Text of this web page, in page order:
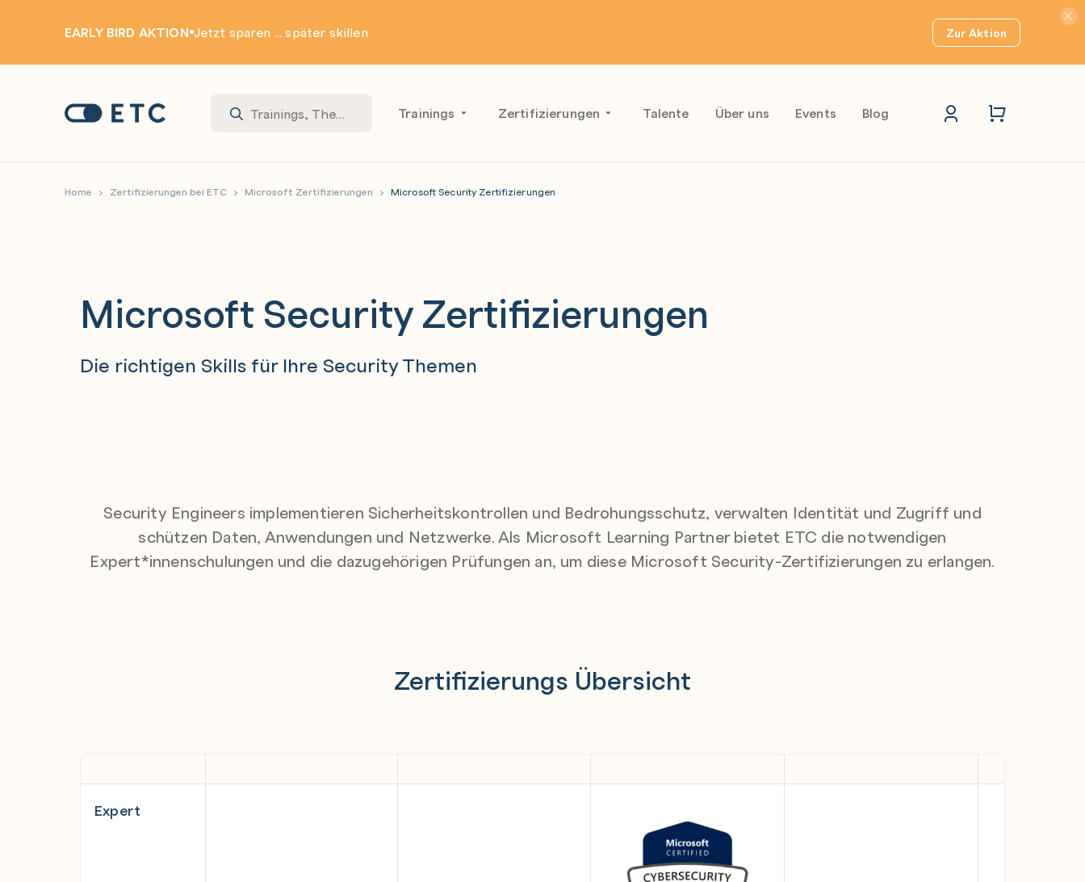
EARLY BIRD AKTION Jetzt sparen ... später skillen Zur Aktion
Startseite: ETC Trainings Zertifizierungen Talente Über uns Events Blog
Home Zertifizierungen bei ETC Microsoft Zertifizierungen Microsoft Security Zertifizierungen
Microsoft Security Zertifizierungen
Die richtigen Skills für Ihre Security Themen
Security Engineers implementieren Sicherheitskontrollen und Bedrohungsschutz, verwalten Identität und Zugriff und
schützen Daten, Anwendungen und Netzwerke. Als Microsoft Learning Partner bietet ETC die notwendigen
Expert*innenschulungen und die dazugehörigen Prüfungen an, um diese Microsoft Security-Zertifizierungen zu erlangen.
Zertifizierungs Übersicht
Expert